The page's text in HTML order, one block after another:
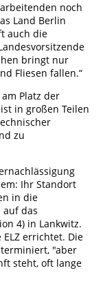
noch
Land Berlin
auch die
bringt nur
Fliesen fallen.“
Platz der
in großen Teilen
zu
Ihr Standort
in die
auf das
4) in Lankwitz.
errichtet. Die
"aber
steht, oft lange